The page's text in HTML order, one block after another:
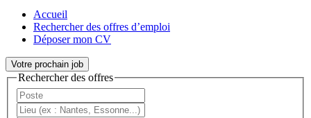
Accueil
Rechercher des offres d’emploi
Déposer mon CV
Votre prochain job
Rechercher des offres